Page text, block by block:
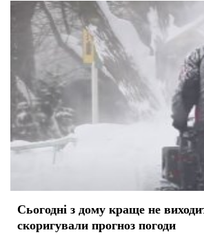
Сьогодні з дому краще не
скоригували прогноз погоди